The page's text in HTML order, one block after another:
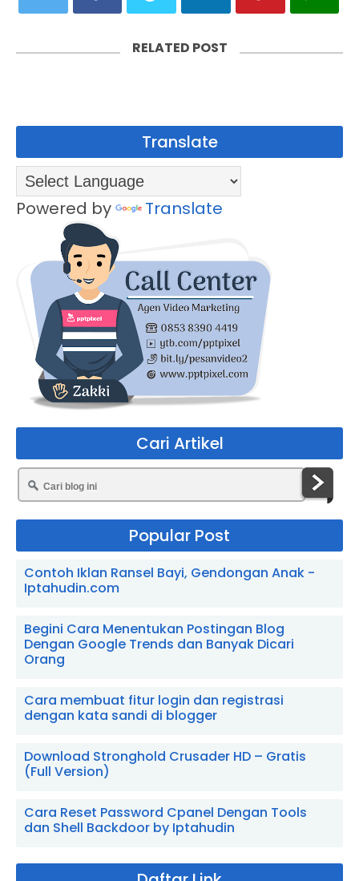
RELATED POST
Translate
Powered by Translate
Cari Artikel
Popular Post
Contoh Iklan Ransel Bayi, Gendongan Anak -
Iptahudin.com
Begini Cara Menentukan Postingan Blog
Dengan Google Trends dan Banyak Dicari
Orang
Cara membuat fitur login dan registrasi
dengan kata sandi di blogger
Download Stronghold Crusader HD – Gratis
(Full Version)
Cara Reset Password Cpanel Dengan Tools
dan Shell Backdoor by Iptahudin